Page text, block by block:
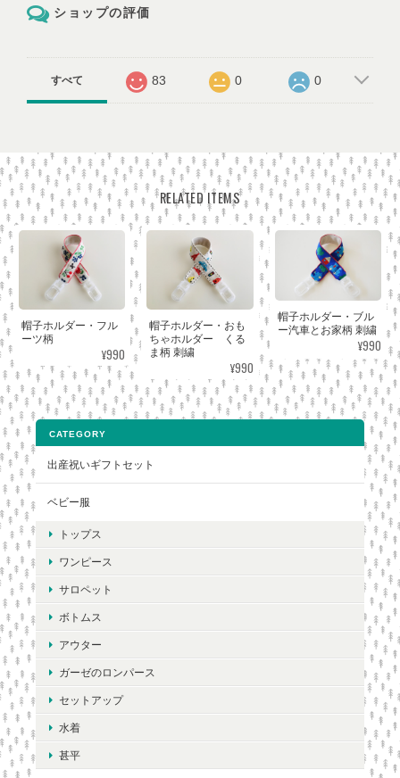
ショップの評価
すべて 83 0 0
RELATED ITEMS
帽子ホルダー・フル
ーツ柄
¥990
帽子ホルダー・おも
ちゃホルダー くる
ま柄 刺繍
¥990
帽子ホルダー・ブル
ー汽車とお家柄 刺繍
¥990
CATEGORY
出産祝いギフトセット
ベビー服
トップス
ワンピース
サロペット
ボトムス
アウター
ガーゼのロンパース
セットアップ
水着
甚平